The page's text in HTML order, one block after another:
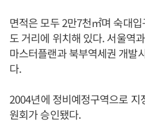
면적은 모두 2만7천㎡며 숙대
도 거리에 위치해 있다. 서울역
마스터플랜과 북부역세권 개발
다.
2004년에 정비예정구역으로
원회가 승인됐다.